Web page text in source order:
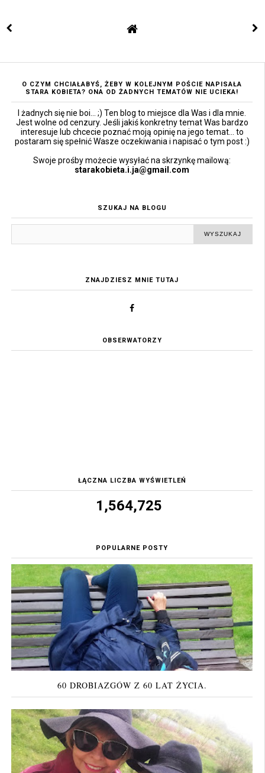
O CZYM CHCIAŁABYŚ, ŻEBY W KOLEJNYM POŚCIE NAPISAŁA
STARA KOBIETA? ONA OD ŻADNYCH TEMATÓW NIE UCIEKA!
I żadnych się nie boi... ;) Ten blog to miejsce dla Was i dla mnie.
Jest wolne od cenzury. Jeśli jakiś konkretny temat Was bardzo
interesuje lub chcecie poznać moją opinię na jego temat... to
postaram się spełnić Wasze oczekiwania i napisać o tym post :)
Swoje prośby możecie wysyłać na skrzynkę mailową:
starakobieta.i.ja@gmail.com
SZUKAJ NA BLOGU
ZNAJDZIESZ MNIE TUTAJ
OBSERWATORZY
ŁĄCZNA LICZBA WYŚWIETLEŃ
1,564,725
POPULARNE POSTY
60 DROBIAZGÓW Z 60 LAT ŻYCIA.